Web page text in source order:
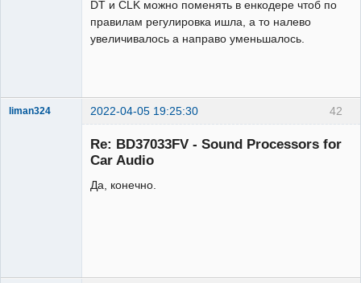
DT и CLK можно поменять в енкодере чтоб по
правилам регулировка ишла, а то налево
увеличивалось а направо уменьшалось.
42
liman324 2022-04-05 19:25:30
Re: BD37033FV - Sound Processors for
Car Audio
Да, конечно.